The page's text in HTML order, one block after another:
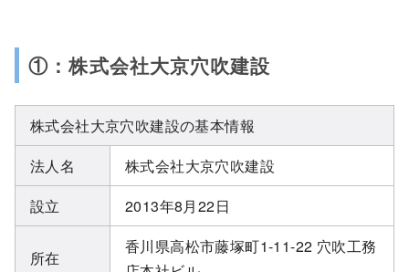
①：株式会社大京穴吹建設
株式会社大京穴吹建設の基本情報
法人名
株式会社大京穴吹建設
設立
2013年8月22日
所在
香川県高松市藤塚町1-11-22 穴吹工務